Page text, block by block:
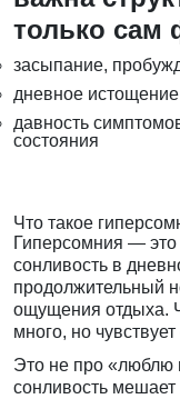
только сам
засыпание,
дневное истощение
давность
состояния
Что такое
Гиперсомния — это
сонливость в
продолжительный
ощущения отдыха.
много, но
Это не про «люблю
сонливость мешает